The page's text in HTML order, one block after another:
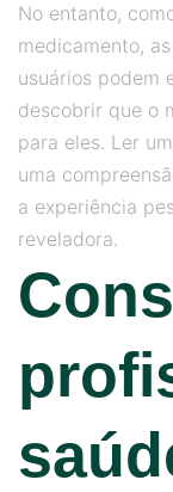
No entanto,
medicamento,
usuários podem
descobrir que o
para eles. Ler
uma
a experiência
reveladora.